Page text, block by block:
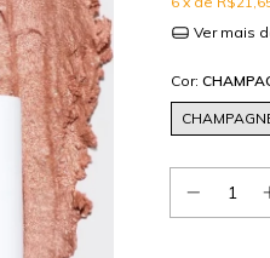
Ver mais
Cor: